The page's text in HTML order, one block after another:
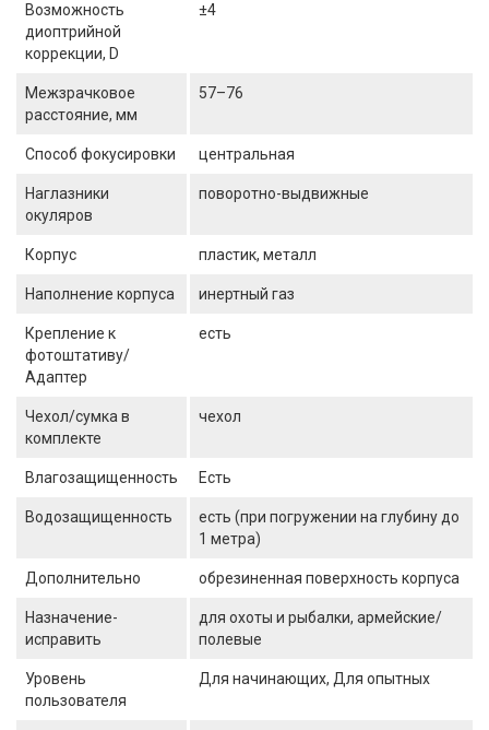
Возможность
диоптрийной
коррекции, D
±4
Межзрачковое
расстояние, мм
57–76
Способ фокусировки центральная
Наглазники
окуляров
поворотно-выдвижные
Корпус пластик, металл
Наполнение корпуса инертный газ
Крепление к
фотоштативу/
Адаптер
есть
Чехол/сумка в
комплекте
чехол
Влагозащищенность Есть
Водозащищенность
есть (при погружении на глубину до
1 метра)
Дополнительно обрезиненная поверхность корпуса
Назначение-
исправить
для охоты и рыбалки, армейские/
полевые
Уровень
пользователя
Для начинающих, Для опытных